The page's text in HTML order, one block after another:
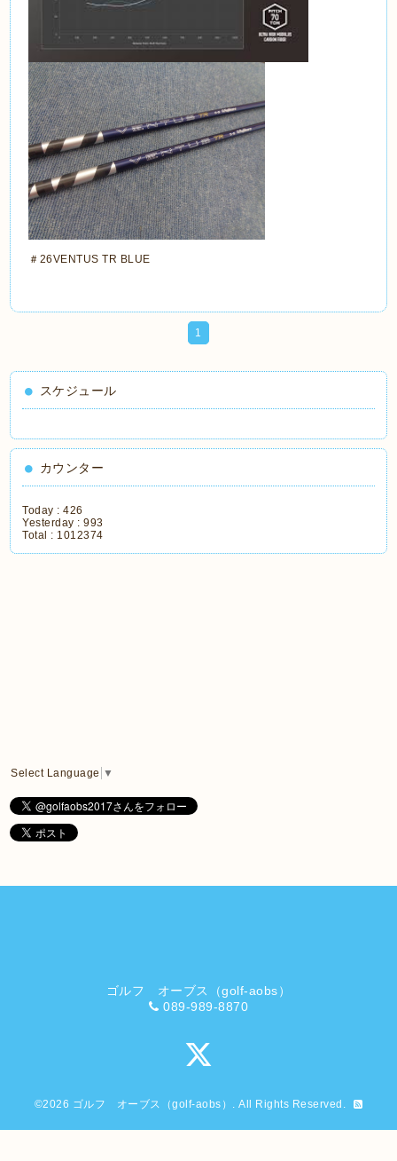
＃26VENTUS TR BLUE
1
スケジュール
カウンター
Today :426
Yesterday :993
Total : 1012374
Select Language ▼
ゴルフ オーブス（golf-aobs）
089-989-8870
©2026 ゴルフ オーブス（golf-aobs） . All Rights Reserved.